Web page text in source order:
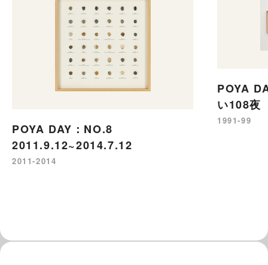
POYA DAY：NO.8
2011.9.12~2014.7.12
2011-2014
POYA
い108夜
1991-99